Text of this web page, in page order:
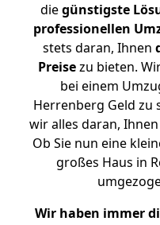
diegünstigste
professionellen
stets daran, Ihnen
Preisezu bieten.
bei einem
Herrenberg Geld zu
wir alles daran,
Ob Sie nun eine
großes Haus in
Wir haben immer